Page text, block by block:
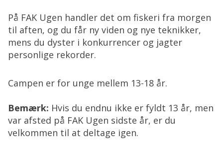
På FAK Ugen handler det om fiskeri fra morgen
til aften, og du får ny viden og nye teknikker,
mens du dyster i konkurrencer og jagter
personlige rekorder.
Campen er for unge mellem 13-18 år.
Bemærk: Hvis du endnu ikke er fyldt 13 år, men
var afsted på FAK Ugen sidste år, er du
velkommen til at deltage igen.